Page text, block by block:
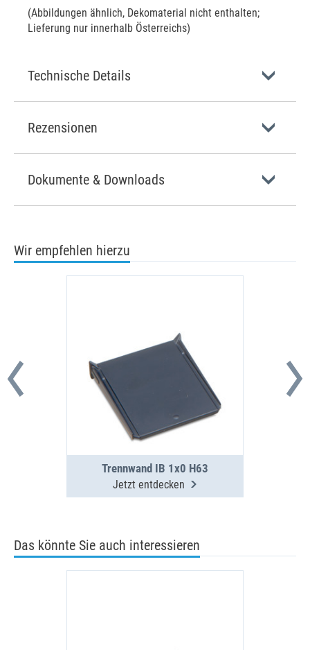
(Abbildungen ähnlich, Dekomaterial nicht enthalten;
Lieferung nur innerhalb Österreichs)
Technische Details
Rezensionen
Dokumente & Downloads
Wir empfehlen hierzu
Trennwand IB 1x0 H63
Jetzt entdecken
Das könnte Sie auch interessieren